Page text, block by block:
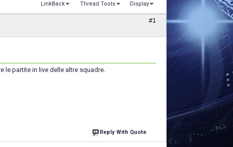
LinkBack Thread Tools Display
#1
le partite in live delle altre squadre.
Reply With Quote